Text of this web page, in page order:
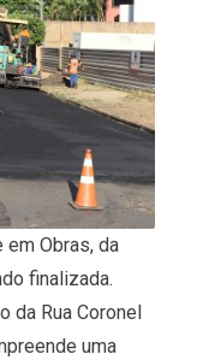
em Obras, da
finalizada.
da Rua Coronel
uma